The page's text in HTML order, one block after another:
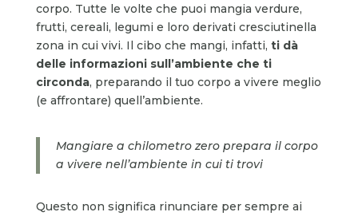
corpo. Tutte le volte che puoi mangia verdure,
frutti, cereali, legumi e loro derivati cresciutinella
zona in cui vivi. Il cibo che mangi, infatti, ti dà
delle informazioni sull’ambiente che ti
circonda, preparando il tuo corpo a vivere meglio
(e affrontare) quell’ambiente.
Mangiare a chilometro zero prepara il corpo
a vivere nell’ambiente in cui ti trovi
Questo non significa rinunciare per sempre ai